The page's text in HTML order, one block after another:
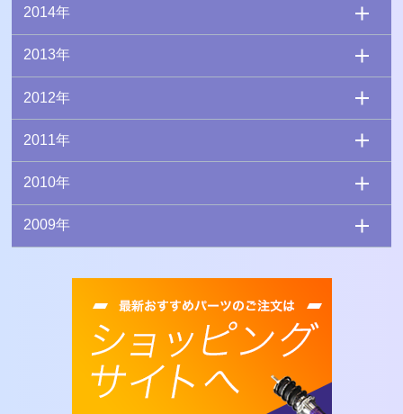
2014年
2013年
2012年
2011年
2010年
2009年